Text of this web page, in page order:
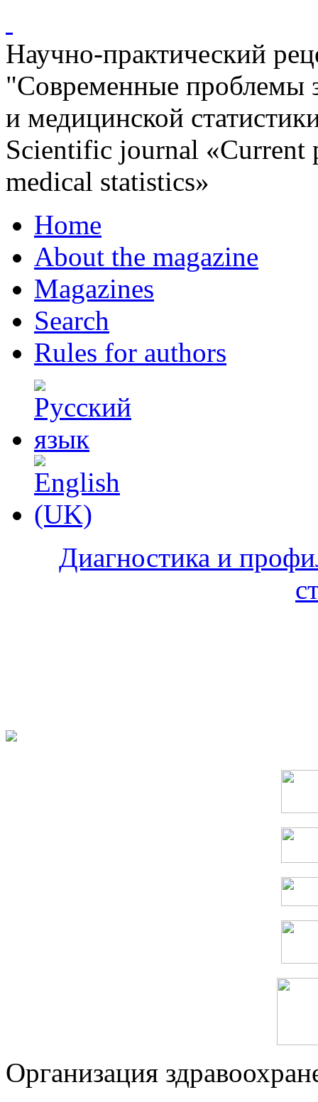
Научно-практический
"Современные проблемы
и медицинской
Scientific journal «Current
medical statistics»
Home
About the magazine
Magazines
Search
Rules for authors
Диагностика и
Организация